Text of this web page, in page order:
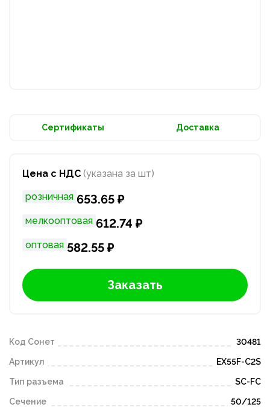
Сертификаты Доставка
Цена с НДС (указана за шт)
розничная 653.65 ₽
мелкооптовая 612.74 ₽
оптовая 582.55 ₽
Заказать
Код Сонет 30481
Артикул EX55F-C2S
Тип разъема SC-FC
Сечение 50/125